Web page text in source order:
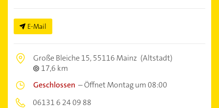
E-Mail
Große Bleiche 15,55116 Mainz (Altstadt)
17,6 km
Geschlossen –Öffnet Montag um 08:00
06131 6 24 09 88